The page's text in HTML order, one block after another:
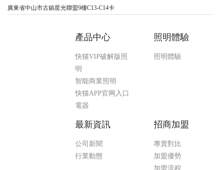
廣東省中山市古鎮星光聯盟9樓C13-C14卡
產品中心
快猫VIP破解版照
明
智能商業照明
快猫APP官网入口
電器
照明體驗
照明體驗
最新資訊
公司新聞
行業動態
招商加盟
專賣對比
加盟優勢
加盟流程